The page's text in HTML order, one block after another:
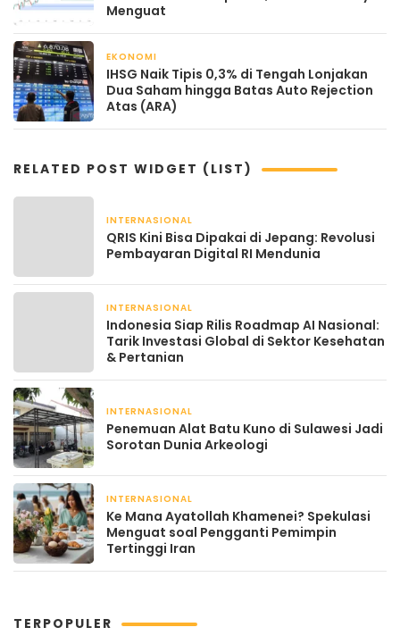
Menguat
EKONOMI
IHSG Naik Tipis 0,3% di Tengah Lonjakan
Dua Saham hingga Batas Auto Rejection
Atas (ARA)
RELATED POST WIDGET (LIST)
INTERNASIONAL
QRIS Kini Bisa Dipakai di Jepang: Revolusi
Pembayaran Digital RI Mendunia
INTERNASIONAL
Indonesia Siap Rilis Roadmap AI Nasional:
Tarik Investasi Global di Sektor Kesehatan
& Pertanian
INTERNASIONAL
Penemuan Alat Batu Kuno di Sulawesi Jadi
Sorotan Dunia Arkeologi
INTERNASIONAL
Ke Mana Ayatollah Khamenei? Spekulasi
Menguat soal Pengganti Pemimpin
Tertinggi Iran
TERPOPULER